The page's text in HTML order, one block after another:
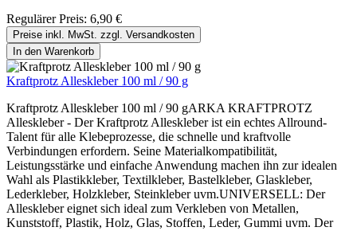
Regulärer Preis: 6,90 €
Preise inkl. MwSt. zzgl. Versandkosten
In den Warenkorb
Kraftprotz Alleskleber 100 ml / 90 g
Kraftprotz Alleskleber 100 ml / 90 gARKA KRAFTPROTZ
Alleskleber - Der Kraftprotz Alleskleber ist ein echtes Allround-
Talent für alle Klebeprozesse, die schnelle und kraftvolle
Verbindungen erfordern. Seine Materialkompatibilität,
Leistungsstärke und einfache Anwendung machen ihn zur idealen
Wahl als Plastikkleber, Textilkleber, Bastelkleber, Glaskleber,
Lederkleber, Holzkleber, Steinkleber uvm.UNIVERSELL: Der
Alleskleber eignet sich ideal zum Verkleben von Metallen,
Kunststoff, Plastik, Holz, Glas, Stoffen, Leder, Gummi uvm. Der